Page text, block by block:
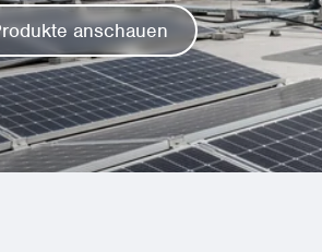
anschauen